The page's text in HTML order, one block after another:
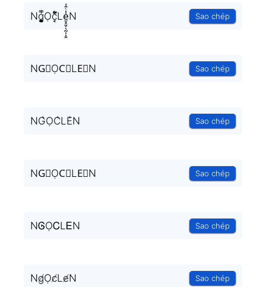
Ng͎͚̥͎͔͕ͥ̿Ọc͔ͣͦ́́͂ͅLe̮̟͈̣̖̰̩̹͈̾ͨ̑͑N Sao chép
NG⃗ỌC⃗LE⃗N Sao chép
NG͛ỌC͛LE͛N Sao chép
NG⃒ỌC⃒LE⃒N Sao chép
NᎶỌᏟLᎬN Sao chép
Ng̸Ọc̸Le̸N Sao chép